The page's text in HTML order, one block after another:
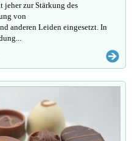
jeher zur Stärkung des
von
anderen Leiden eingesetzt. In